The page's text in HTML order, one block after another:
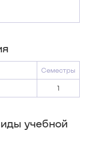
Семестры
1
учебной